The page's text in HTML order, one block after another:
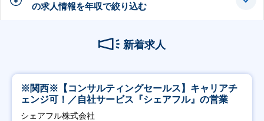
の求人情報を年収で絞り込む
新着求人
※関西※【コンサルティングセールス】キャリアチ
ェンジ可！／自社サービス『シェアフル』の営業
シェアフル株式会社